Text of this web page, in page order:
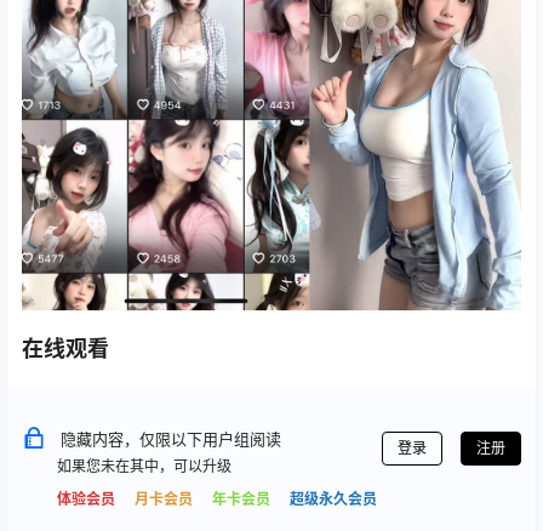
在线观看
隐藏内容，仅限以下用户组阅读
如果您未在其中，可以升级
体验会员
月卡会员 年卡会员 超级永久会员
登录 注册